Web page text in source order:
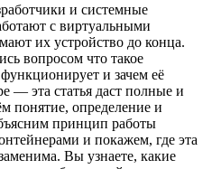
и системные
с виртуальными
их устройство до конца.
вопросом что такое
и зачем её
— эта статья даст полные и
понятие, определение и
принцип работы
и покажем, где эта
Вы узнаете, какие